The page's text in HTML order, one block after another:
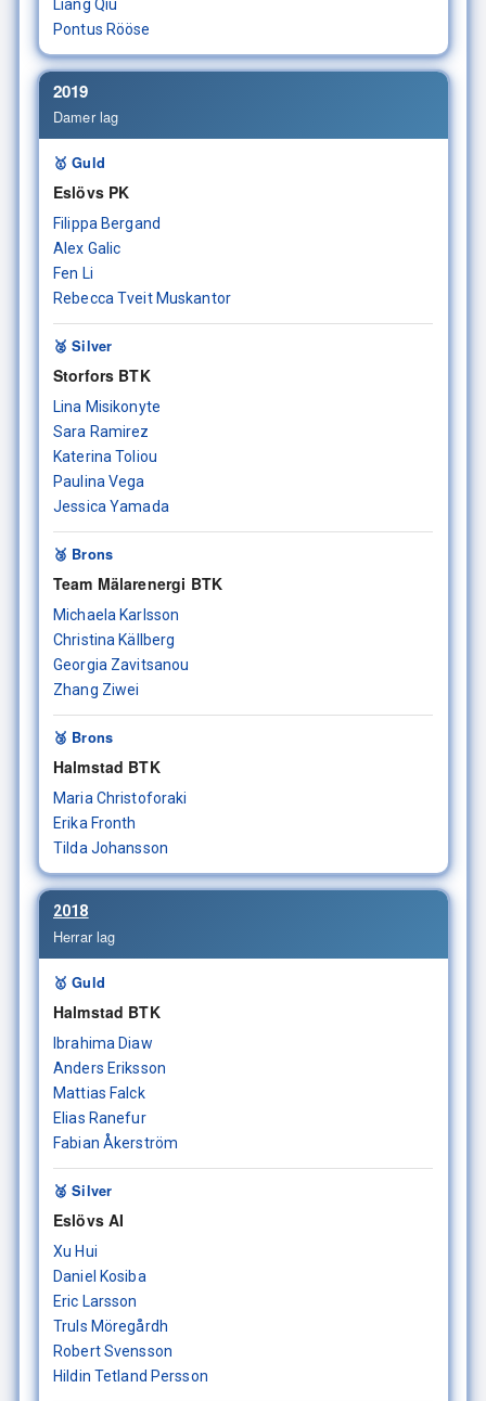
Liang Qiu
Pontus Rööse
2019
Damer lag
🥇 Guld
Eslövs PK
Filippa Bergand
Alex Galic
Fen Li
Rebecca Tveit Muskantor
🥈 Silver
Storfors BTK
Lina Misikonyte
Sara Ramirez
Katerina Toliou
Paulina Vega
Jessica Yamada
🥉 Brons
Team Mälarenergi BTK
Michaela Karlsson
Christina Källberg
Georgia Zavitsanou
Zhang Ziwei
🥉 Brons
Halmstad BTK
Maria Christoforaki
Erika Fronth
Tilda Johansson
2018
Herrar lag
🥇 Guld
Halmstad BTK
Ibrahima Diaw
Anders Eriksson
Mattias Falck
Elias Ranefur
Fabian Åkerström
🥈 Silver
Eslövs AI
Xu Hui
Daniel Kosiba
Eric Larsson
Truls Möregårdh
Robert Svensson
Hildin Tetland Persson